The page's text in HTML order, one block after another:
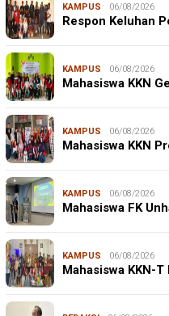
KAMPUS 06/08/2026
Respon Keluhan
KAMPUS 06/08/2026
Mahasiswa KKN
KAMPUS 06/08/2026
Mahasiswa KKN
KAMPUS 06/08/2026
Mahasiswa FK
KAMPUS 06/08/2026
Mahasiswa KKN-
JURNALISME WARGA 06/08/2026